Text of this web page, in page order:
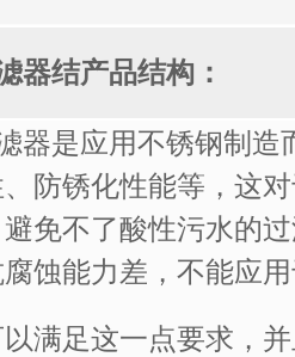
器结产品结构：
器是应用不锈钢制
防锈化性能等，这
免不了酸性污水的
蚀能力差，不能应
满足这一点要求，